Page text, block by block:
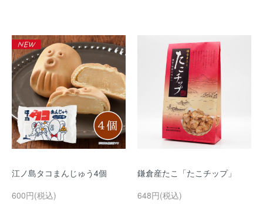
江ノ島タコまんじゅう4個
600円(税込)
鎌倉産たこ「たこチップ」
648円(税込)